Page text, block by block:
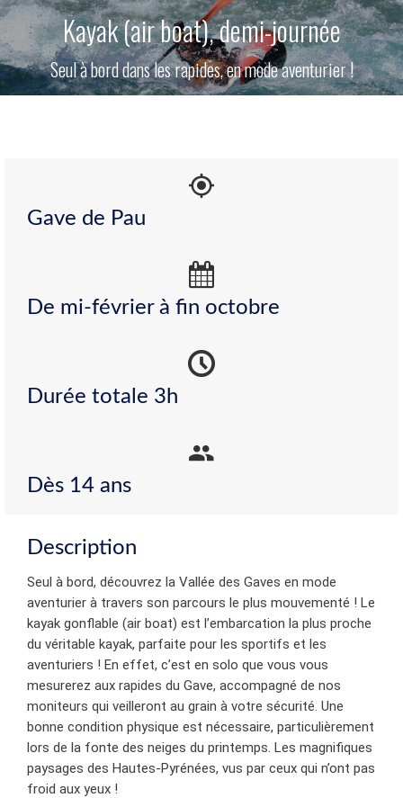
Kayak (air boat), demi-journée
Seul à bord dans les rapides, en mode aventurier !
Gave de Pau
De mi-février à fin octobre
Durée totale 3h
Dès 14 ans
Description
Seul à bord, découvrez la Vallée des Gaves en mode
aventurier à travers son parcours le plus mouvementé ! Le
kayak gonflable (air boat) est l’embarcation la plus proche
du véritable kayak, parfaite pour les sportifs et les
aventuriers ! En effet, c’est en solo que vous vous
mesurerez aux rapides du Gave, accompagné de nos
moniteurs qui veilleront au grain à votre sécurité. Une
bonne condition physique est nécessaire, particulièrement
lors de la fonte des neiges du printemps. Les magnifiques
paysages des Hautes-Pyrénées, vus par ceux qui n’ont pas
froid aux yeux !